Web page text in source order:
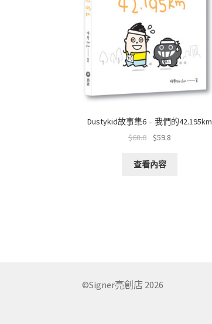
Dustykid故事集6﹣我們的42.195km
$68.0 $59.8
查看內容
©Signer亮創店 2026